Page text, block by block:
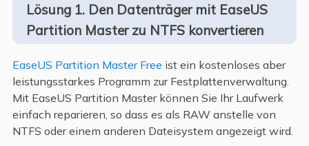
Lösung 1. Den Datenträger mit EaseUS
Partition Master zu NTFS konvertieren
EaseUS Partition Master Free ist ein kostenloses aber
leistungsstarkes Programm zur Festplattenverwaltung.
Mit EaseUS Partition Master können Sie Ihr Laufwerk
einfach reparieren, so dass es als RAW anstelle von
NTFS oder einem anderen Dateisystem angezeigt wird.